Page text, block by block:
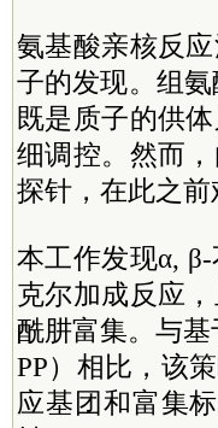
氨基酸亲核反
子的发现。组
既是质子的供
细调控。然而
探针，在此之
本工作发现α,
克尔加成反应
酰肼富集。与
PP）相比，该
应基团和富集